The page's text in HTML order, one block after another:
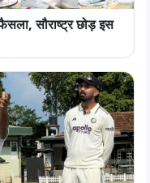
सौराष्ट्र छोड़ इस